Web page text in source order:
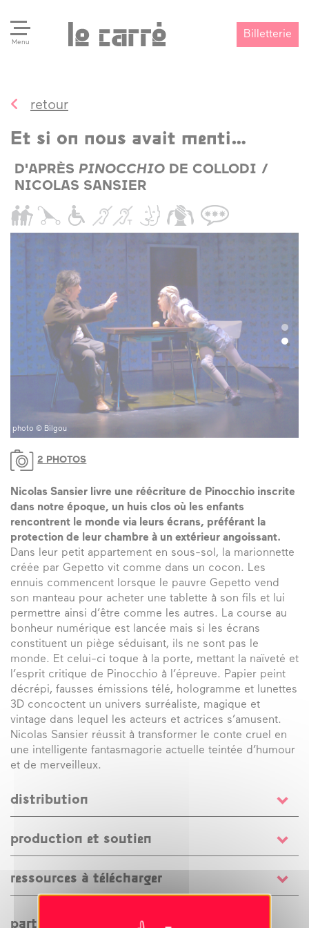
Menu
Billetterie
retour
Et si on nous avait menti…
D'APRÈS PINOCCHIODE COLLODI /
NICOLAS SANSIER
photo © Bilgou
2 PHOTOS
Nicolas Sansier livre une réécriture de Pinocchio inscrite
dans notre époque, un huis clos où les enfants
rencontrent le monde via leurs écrans, préférant la
protection de leur chambre à un extérieur angoissant.
Dans leur petit appartement en sous-sol, la marionnette
créée par Gepetto vit comme dans un cocon. Les
ennuis commencent lorsque le pauvre Gepetto vend
son manteau pour acheter une tablette à son fils et lui
permettre ainsi d’être comme les autres. La course au
bonheur numérique est lancée mais si les écrans
constituent un piège séduisant, ils ne sont pas le
monde. Et celui-ci toque à la porte, mettant la naïveté et
l’esprit critique de Pinocchio à l’épreuve. Papier peint
décrépi, fausses émissions télé, hologramme et lunettes
3D concoctent un univers surréaliste, magique et
vintage dans lequel les acteurs et actrices s’amusent.
Nicolas Sansier réussit à transformer le conte cruel en
une intelligente fantasmagorie actuelle teintée d’humour
et de merveilleux.
distribution
inspiré par l’oeuvre deCarlo Collodi
Nicolas Sansier/ création vidéoMarc Tsypkine de
Kerblay et Nicolas Sansier/ création sonoreSébastien
/ création lumièreThierry Mathieu
Patrice Boutin, Florence Gerondeau, Sébastien Guérive,
production et soutien
Coproduction Le Grand T, théâtre de Loire-Atlantique –
44 ; Le Fonds RIPLA pour la création et la diffusion –
ressources à télécharger
partager cet évènement